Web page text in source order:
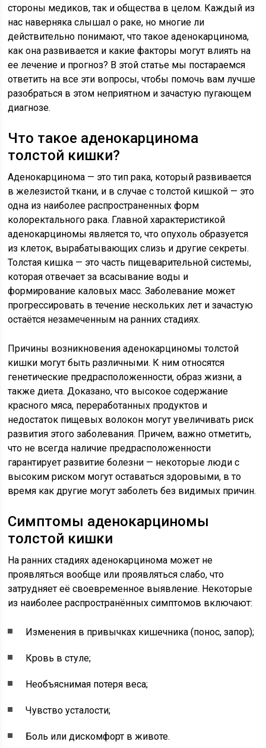
стороны медиков, так и общества в целом. Каждый из
нас наверняка слышал о раке, но многие ли
действительно понимают, что такое аденокарцинома,
как она развивается и какие факторы могут влиять на
ее лечение и прогноз? В этой статье мы постараемся
ответить на все эти вопросы, чтобы помочь вам лучше
разобраться в этом неприятном и зачастую пугающем
диагнозе.
Что такое аденокарцинома
толстой кишки?
Аденокарцинома — это тип рака, который развивается
в железистой ткани, и в случае с толстой кишкой — это
одна из наиболее распространенных форм
колоректального рака. Главной характеристикой
аденокарциномы является то, что опухоль образуется
из клеток, вырабатывающих слизь и другие секреты.
Толстая кишка — это часть пищеварительной системы,
которая отвечает за всасывание воды и
формирование каловых масс. Заболевание может
прогрессировать в течение нескольких лет и зачастую
остаётся незамеченным на ранних стадиях.
Причины возникновения аденокарциномы толстой
кишки могут быть различными. К ним относятся
генетические предрасположенности, образ жизни, а
также диета. Доказано, что высокое содержание
красного мяса, переработанных продуктов и
недостаток пищевых волокон могут увеличивать риск
развития этого заболевания. Причем, важно отметить,
что не всегда наличие предрасположенности
гарантирует развитие болезни — некоторые люди с
высоким риском могут оставаться здоровыми, в то
время как другие могут заболеть без видимых причин.
Симптомы аденокарциномы
толстой кишки
На ранних стадиях аденокарцинома может не
проявляться вообще или проявляться слабо, что
затрудняет её своевременное выявление. Некоторые
из наиболее распространённых симптомов включают:
Изменения в привычках кишечника (понос, запор);
Кровь в стуле;
Необъяснимая потеря веса;
Чувство усталости;
Боль или дискомфорт в животе.